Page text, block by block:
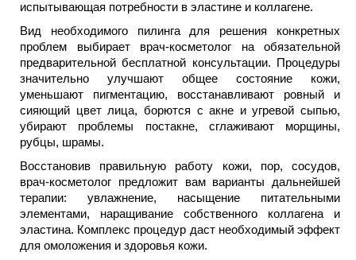
испытывающая потребности в эластине и коллагене.
Вид необходимого пилинга для решения конкретных
проблем выбирает врач-косметолог на обязательной
предварительной бесплатной консультации. Процедуры
значительно улучшают общее состояние кожи,
уменьшают пигментацию, восстанавливают ровный и
сияющий цвет лица, борются с акне и угревой сыпью,
убирают проблемы постакне, сглаживают морщины,
рубцы, шрамы.
Восстановив правильную работу кожи, пор, сосудов,
врач-косметолог предложит вам варианты дальнейшей
терапии: увлажнение, насыщение питательными
элементами, наращивание собственного коллагена и
эластина. Комплекс процедур даст необходимый эффект
для омоложения и здоровья кожи.